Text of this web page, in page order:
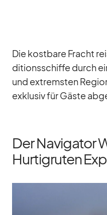
Die kost­bare Fracht
di­ti­ons­schiffe durch
und ex­trems­ten
ex­klu­siv für Gäste
Der Navigator
Hurtigruten